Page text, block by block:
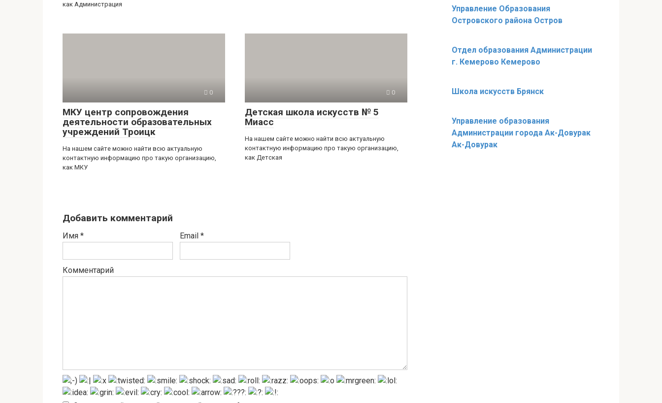
как Администрация
0
МКУ центр сопровождения
деятельности образовательных
учреждений Троицк
На нашем сайте можно найти всю актуальную
контактную информацию про такую организацию,
как МКУ
0
Детская школа искусств № 5
Миасс
На нашем сайте можно найти всю актуальную
контактную информацию про такую организацию,
как Детская
Добавить комментарий
Имя * Email *
Комментарий
Управление Образования
Островского района Остров
Отдел образования Администрации
г. Кемерово Кемерово
Школа искусств Брянск
Управление образования
Администрации города Ак-Довурак
Ак-Довурак